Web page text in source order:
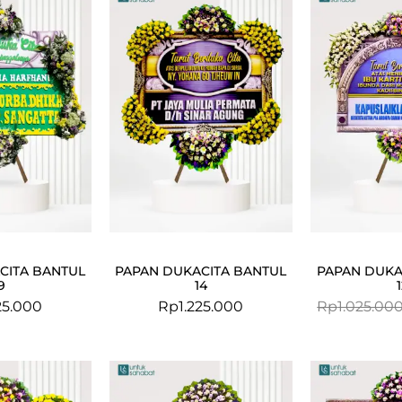
BANTUL
PAPAN DUKACITA BANTUL
14
Rp1.225.000
PAPAN
Rp
price
Current